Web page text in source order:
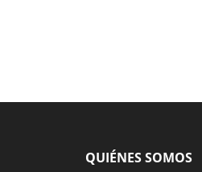
QUIÉNES SOMOS